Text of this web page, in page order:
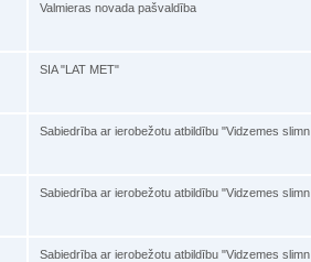
Valmieras novada pašvaldība
SIA "LAT MET"
Sabiedrība ar ierobežotu atbildību "Vidzemes slimn
Sabiedrība ar ierobežotu atbildību "Vidzemes slimn
Sabiedrība ar ierobežotu atbildību "Vidzemes slimn